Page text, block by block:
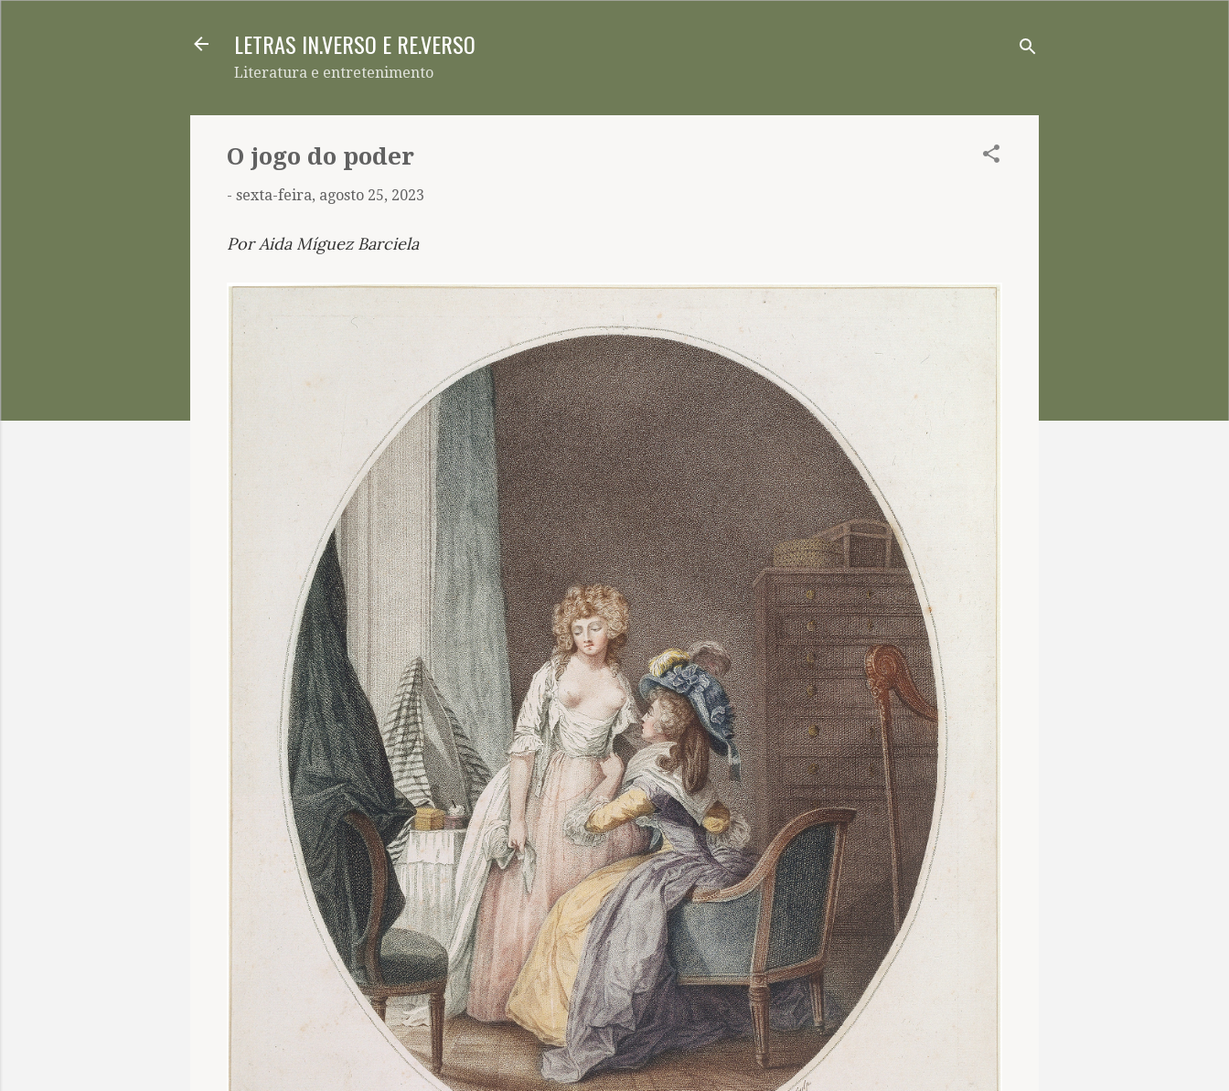
LETRAS IN.VERSO E RE.VERSO
Literatura e entretenimento
O jogo do poder
- sexta-feira, agosto 25, 2023
Por Aida Míguez Barciela